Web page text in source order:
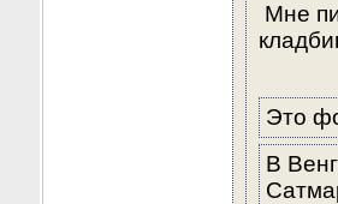
Мне
Это
В